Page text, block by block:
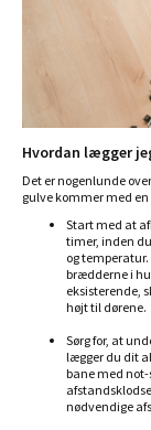
Hvordan lægger
Det er nogenlunde
gulve kommer med
Start med at
timer, inden
og
brædderne i
eksisterende,
højt til dørene.
Sørg for, at
lægger du dit
bane med
nødvendige